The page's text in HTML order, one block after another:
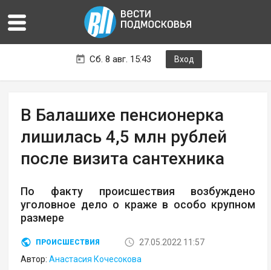
Сб. 8 авг. 15:43 Вход
В Балашихе пенсионерка
лишилась 4,5 млн рублей
после визита сантехника
По факту происшествия возбуждено
уголовное дело о краже в особо крупном
размере
ПРОИСШЕСТВИЯ
27.05.2022 11:57
Автор:Анастасия Кочесокова